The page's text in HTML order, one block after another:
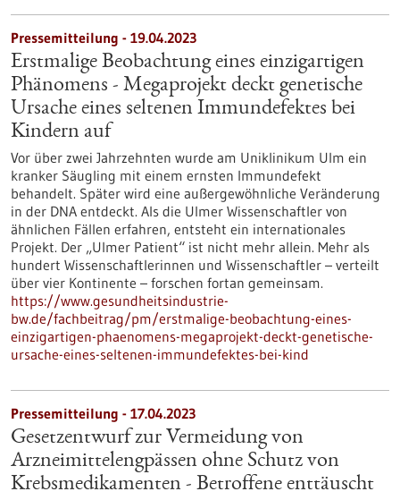
Pressemitteilung - 19.04.2023
Erstmalige Beobachtung eines einzigartigen
Phänomens - Megaprojekt deckt genetische
Ursache eines seltenen Immundefektes bei
Kindern auf
Vor über zwei Jahrzehnten wurde am Uniklinikum Ulm ein
kranker Säugling mit einem ernsten Immundefekt
behandelt. Später wird eine außergewöhnliche Veränderung
in der DNA entdeckt. Als die Ulmer Wissenschaftler von
ähnlichen Fällen erfahren, entsteht ein internationales
Projekt. Der „Ulmer Patient“ ist nicht mehr allein. Mehr als
hundert Wissenschaftlerinnen und Wissenschaftler – verteilt
über vier Kontinente – forschen fortan gemeinsam.
https://www.gesundheitsindustrie-
bw.de/fachbeitrag/pm/erstmalige-beobachtung-eines-
einzigartigen-phaenomens-megaprojekt-deckt-genetische-
ursache-eines-seltenen-immundefektes-bei-kind
Pressemitteilung - 17.04.2023
Gesetzentwurf zur Vermeidung von
Arzneimittelengpässen ohne Schutz von
Krebsmedikamenten - Betroffene enttäuscht